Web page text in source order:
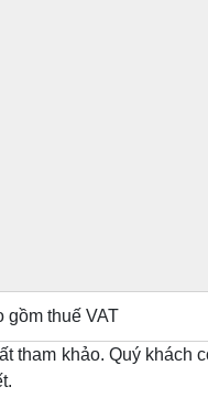
gồm thuế VAT
tham khảo. Quý khách